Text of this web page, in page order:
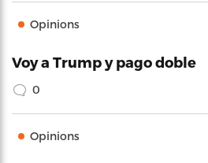
Opinions
Voy a Trump y pago doble
0
Opinions